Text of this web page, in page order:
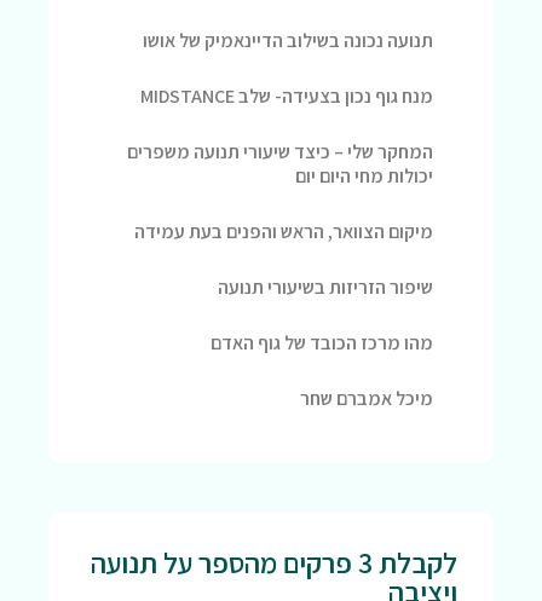
תנועה נכונה בשילוב הדיינאמיק של אושו
מנח גוף נכון בצעידה- שלב MIDSTANCE
המחקר שלי – כיצד שיעורי תנועה משפרים
יכולות מחי היום יום
מיקום הצוואר, הראש והפנים בעת עמידה
שיפור הזריזות בשיעורי תנועה
מהו מרכז הכובד של גוף האדם
מיכל אמברם שחר
לקבלת 3 פרקים מהספר על תנועה
ויציבה